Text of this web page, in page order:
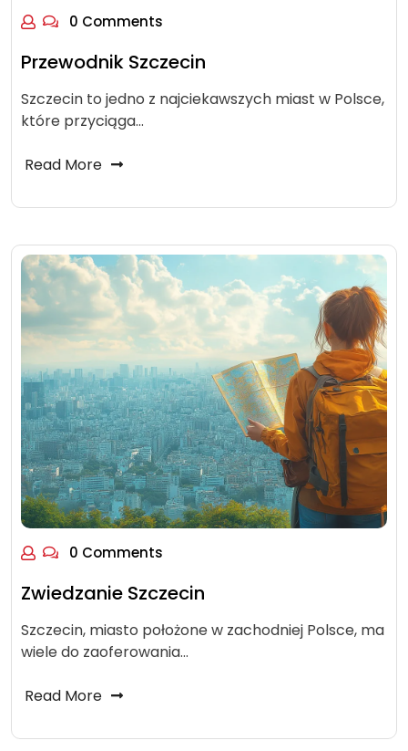
0 Comments
Przewodnik Szczecin
Szczecin to jedno z najciekawszych miast w Polsce,
które przyciąga…
Read More
0 Comments
Zwiedzanie Szczecin
Szczecin, miasto położone w zachodniej Polsce, ma
wiele do zaoferowania…
Read More